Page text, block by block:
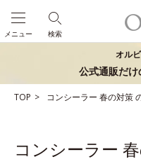
検索
メニュー
オル
公式通販だけ
TOP コンシーラー 春の対策
コンシーラー